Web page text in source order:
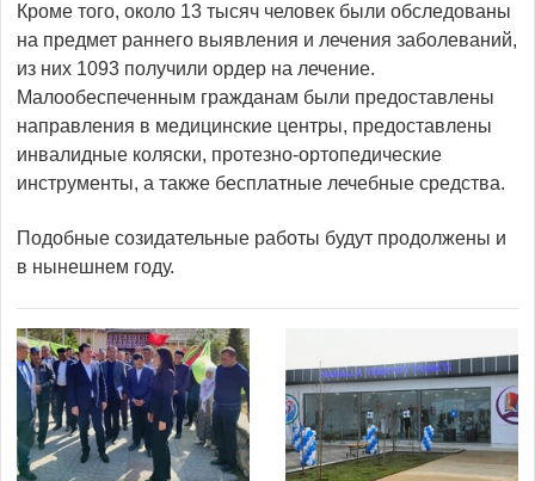
Кроме того, около 13 тысяч человек были обследованы
на предмет раннего выявления и лечения заболеваний,
из них 1093 получили ордер на лечение.
Малообеспеченным гражданам были предоставлены
направления в медицинские центры, предоставлены
инвалидные коляски, протезно-ортопедические
инструменты, а также бесплатные лечебные средства.
Подобные созидательные работы будут продолжены и
в нынешнем году.